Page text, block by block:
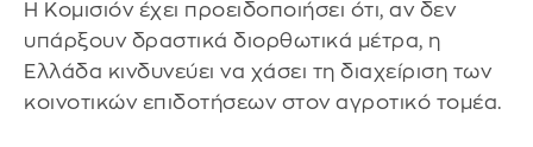
Η Κομισιόν έχει προειδοποιήσει ότι, αν δεν
υπάρξουν δραστικά διορθωτικά μέτρα, η
Ελλάδα κινδυνεύει να χάσει τη διαχείριση των
κοινοτικών επιδοτήσεων στον αγροτικό τομέα.